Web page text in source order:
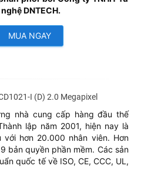
DNTECH.
MUA NGAY
nhà cung cấp hàng đầu thế
lập năm 2001, hiện nay là
với hơn 20.000 nhân viên. Hơn
bản quyền phần mềm. Các sản
quốc tế về ISO, CE, CCC, UL,